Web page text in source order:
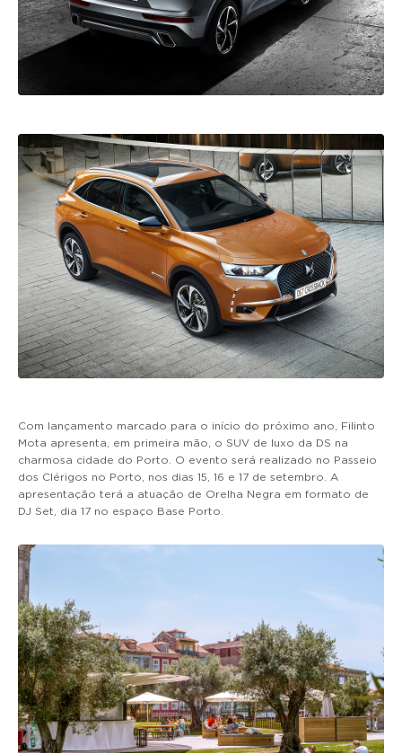
Com lançamento marcado para o início do próximo ano, Filinto
Mota apresenta, em primeira mão, o SUV de luxo da DS na
charmosa cidade do Porto. O evento será realizado no Passeio
dos Clérigos no Porto, nos dias 15, 16 e 17 de setembro. A
apresentação terá a atuação de Orelha Negra em formato de
DJ Set, dia 17 no espaço Base Porto.